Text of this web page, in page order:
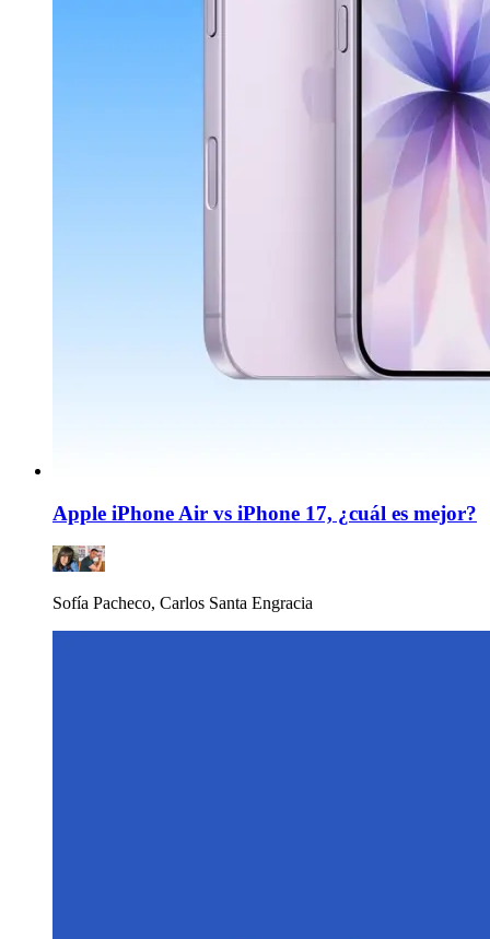
Apple iPhone Air vs iPhone 17, ¿cuál es mejor?
Sofía Pacheco, Carlos Santa Engracia